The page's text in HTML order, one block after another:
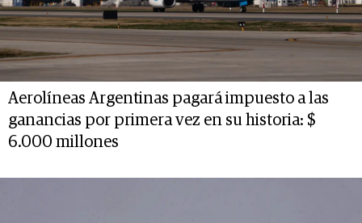
Aerolíneas Argentinas pagará impuesto a las
ganancias por primera vez en su historia: $
6.000 millones